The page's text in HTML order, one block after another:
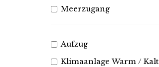
Meerzugang
Aufzug
Klimaanlage Warm / Kalt